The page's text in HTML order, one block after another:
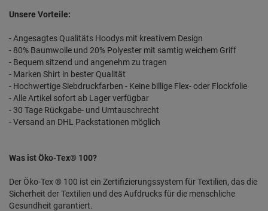
Unsere Vorteile:
- Angesagtes Qualitäts Hoodys mit kreativem Design
- 80% Baumwolle und 20% Polyester mit samtig weichem Griff
- Bequem sitzend und angenehm zu tragen
- Marken Shirt in bester Qualität
- Hochwertige Siebdruckfarben - Keine billige Flex- oder Flockfolie
- Alle Artikel sofort ab Lager verfügbar
- 30 Tage Rückgabe- und Umtauschrecht
- Versand an DHL Packstationen möglich
Was ist Öko-Tex® 100?
Der Öko-Tex ® 100 ist ein Zertifizierungssystem für Textilien, das die
Sicherheit der Textilien und des Aufdrucks für die menschliche
Gesundheit garantiert.